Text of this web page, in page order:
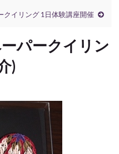
クイリング 1日体験講座開催
パークイリン
)